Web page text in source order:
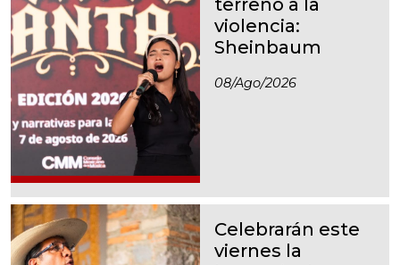
violencia:
Sheinbaum
08/ago/2026
Celebrarán este
viernes la